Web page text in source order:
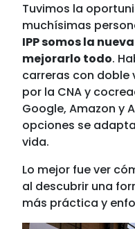
Tuvimos la
muchísimas
IPP somos la
mejorarlo todo.
carreras con doble
por la CNA y
Google, Amazon y
opciones se
vida.
Lo mejor fue ver
al descubrir una
más práctica y